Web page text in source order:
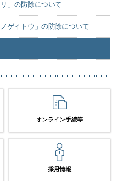
」の防除について
ゲイトウ」の防除について
オンライン手続等
採用情報